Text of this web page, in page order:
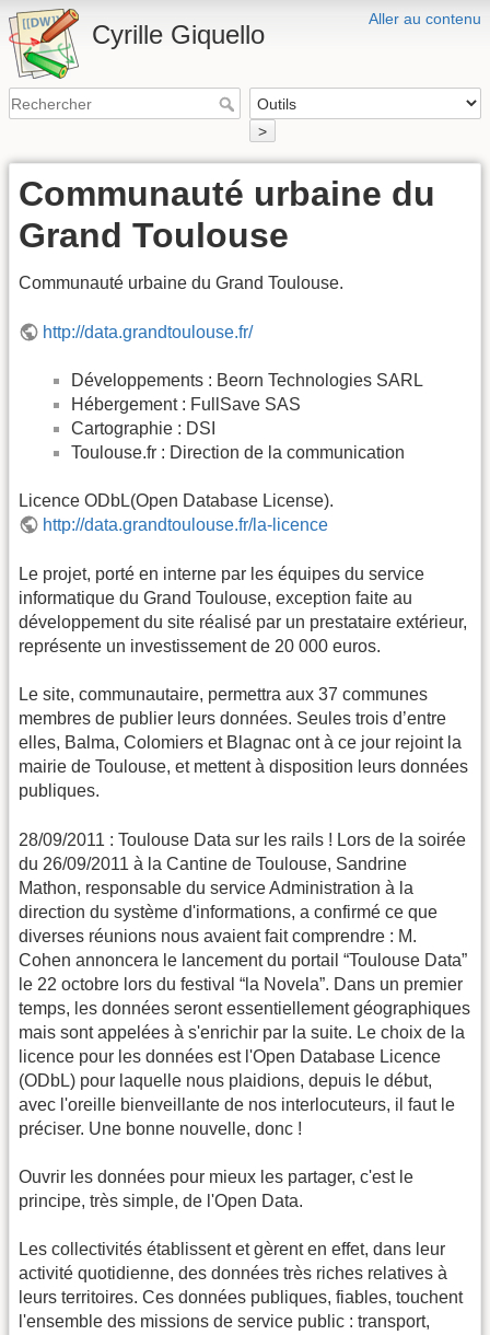
Aller au contenu
Cyrille Giquello
>
Communauté urbaine du
Grand Toulouse
Communauté urbaine du Grand Toulouse.
http://data.grandtoulouse.fr/
Développements : Beorn Technologies SARL
Hébergement : FullSave SAS
Cartographie : DSI
Toulouse.fr : Direction de la communication
Licence ODbL(Open Database License).
http://data.grandtoulouse.fr/la-licence
Le projet, porté en interne par les équipes du service
informatique du Grand Toulouse, exception faite au
développement du site réalisé par un prestataire extérieur,
représente un investissement de 20 000 euros.
Le site, communautaire, permettra aux 37 communes
membres de publier leurs données. Seules trois d’entre
elles, Balma, Colomiers et Blagnac ont à ce jour rejoint la
mairie de Toulouse, et mettent à disposition leurs données
publiques.
28/09/2011 : Toulouse Data sur les rails ! Lors de la soirée
du 26/09/2011 à la Cantine de Toulouse, Sandrine
Mathon, responsable du service Administration à la
direction du système d'informations, a confirmé ce que
diverses réunions nous avaient fait comprendre : M.
Cohen annoncera le lancement du portail “Toulouse Data”
le 22 octobre lors du festival “la Novela”. Dans un premier
temps, les données seront essentiellement géographiques
mais sont appelées à s'enrichir par la suite. Le choix de la
licence pour les données est l'Open Database Licence
(ODbL) pour laquelle nous plaidions, depuis le début,
avec l'oreille bienveillante de nos interlocuteurs, il faut le
préciser. Une bonne nouvelle, donc !
Ouvrir les données pour mieux les partager, c'est le
principe, très simple, de l'Open Data.
Les collectivités établissent et gèrent en effet, dans leur
activité quotidienne, des données très riches relatives à
leurs territoires. Ces données publiques, fiables, touchent
l'ensemble des missions de service public : transport,